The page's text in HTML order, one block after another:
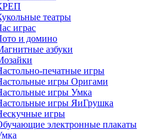
театры
играс
и домино
азбуки
печатные игры
игры Оригами
игры Умка
игры ЯиГрушка
игры
электронные плакаты